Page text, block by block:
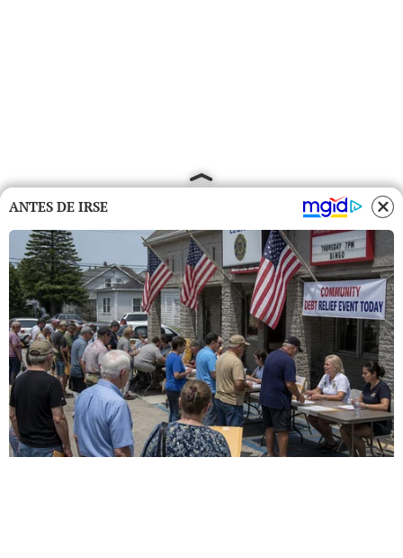
ANTES DE IRSE